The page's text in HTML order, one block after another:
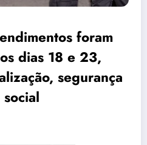
foram
dias 18 e 23,
segurança